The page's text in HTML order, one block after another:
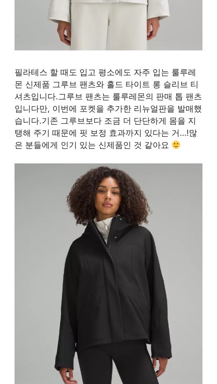
필라테스 할 때도 입고 평소에도 자주 입는 룰루레
몬 신제품 그루브 팬츠와 홀드 타이트 롱 슬리브 티
셔츠입니다.그루브 팬츠는 룰루레몬의 판매 톱 팬츠
입니다만, 이번에 포켓을 추가한 리뉴얼판을 발매했
습니다.기존 그루브보다 조금 더 단단하게 몸을 지
탱해 주기 때문에 핏 보정 효과까지 있다는 거…!많
은 분들에게 인기 있는 신제품인 것 같아요